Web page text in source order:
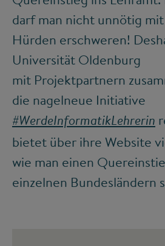
darf man nicht unnötig
Hürden erschweren!
Universität Oldenburg
mit Projektpartnern
die nagelneue Initiative
#WerdeInformatikLehrerin
bietet über ihre Website
wie man einen
einzelnen Bundesländern